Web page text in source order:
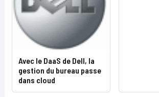
Avec le DaaS de Dell, la
gestion du bureau passe
dans cloud